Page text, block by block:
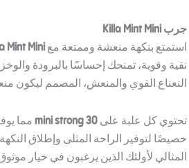
جرب Killa Mint Mini
استمتع بنكهة منعشة وممتعة معMint Mini
نقية وقوية، تمنحك إحساسًا بالبرودة
النعناع القوي والمنعش، المصمم ليكون
تحتوي كل علبة على30 mini strong
خصيصًا لتوفير الراحة المثلى وإطلاق
المثالي لأولئك الذين يرغبون في خيار